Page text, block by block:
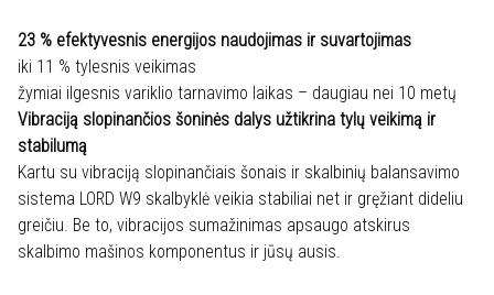
23 % efektyvesnis energijos naudojimas ir suvartojimas
iki 11 % tylesnis veikimas
žymiai ilgesnis variklio tarnavimo laikas – daugiau nei 10 metų
Vibraciją slopinančios šoninės dalys užtikrina tylų veikimą ir
stabilumą
Kartu su vibraciją slopinančiais šonais ir skalbinių balansavimo
sistema LORD W9 skalbyklė veikia stabiliai net ir gręžiant dideliu
greičiu. Be to, vibracijos sumažinimas apsaugo atskirus
skalbimo mašinos komponentus ir jūsų ausis.